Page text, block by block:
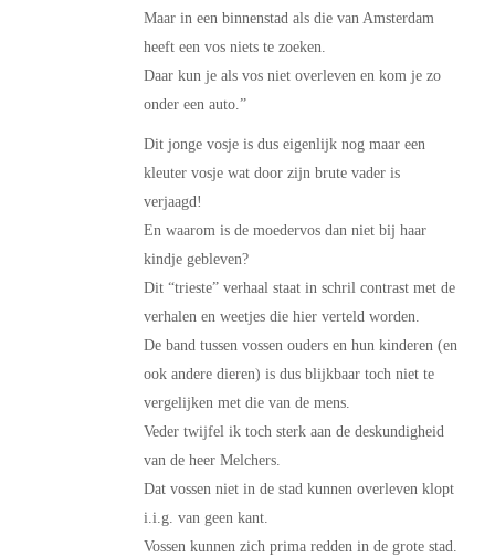
Maar in een binnenstad als die van Amsterdam
heeft een vos niets te zoeken.
Daar kun je als vos niet overleven en kom je zo
onder een auto.”
Dit jonge vosje is dus eigenlijk nog maar een
kleuter vosje wat door zijn brute vader is
verjaagd!
En waarom is de moedervos dan niet bij haar
kindje gebleven?
Dit “trieste” verhaal staat in schril contrast met de
verhalen en weetjes die hier verteld worden.
De band tussen vossen ouders en hun kinderen (en
ook andere dieren) is dus blijkbaar toch niet te
vergelijken met die van de mens.
Veder twijfel ik toch sterk aan de deskundigheid
van de heer Melchers.
Dat vossen niet in de stad kunnen overleven klopt
i.i.g. van geen kant.
Vossen kunnen zich prima redden in de grote stad.